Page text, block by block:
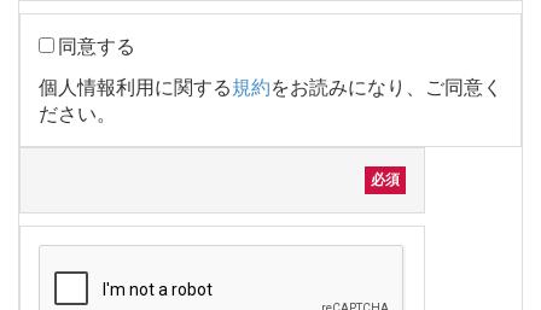
同意する
個人情報利用に関する規約をお読みになり、ご同意く
ださい。